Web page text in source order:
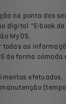
na ponta dos
digital “E-book
MyDS.
todas as
de forma cómoda
efetuados,